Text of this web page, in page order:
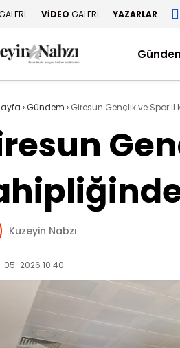
VİDEO GALERİ YAZARLAR
›Gündem › Giresun Gençlik ve Spor İl
Kuzeyin Nabzı
05-2026 10:40